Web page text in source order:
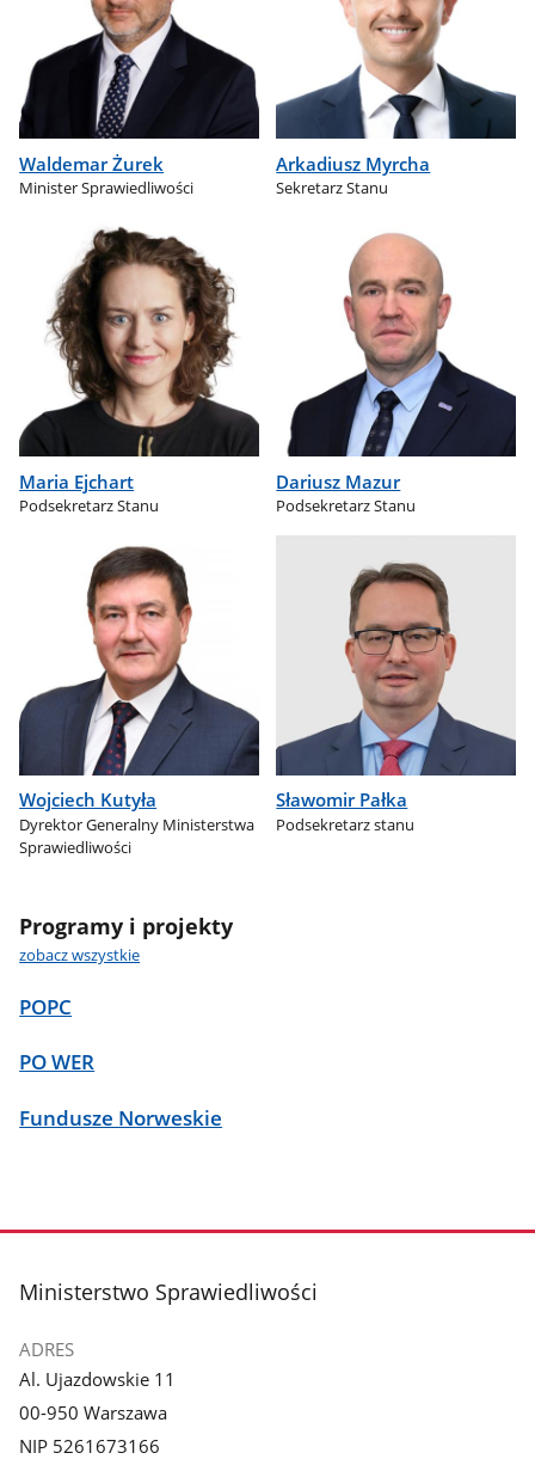
Waldemar Żurek
Minister Sprawiedliwości
Arkadiusz Myrcha
Sekretarz Stanu
Maria Ejchart
Podsekretarz Stanu
Dariusz Mazur
Podsekretarz Stanu
Wojciech Kutyła
Dyrektor Generalny Ministerstwa
Sprawiedliwości
Sławomir Pałka
Podsekretarz stanu
Programy i projekty
zobacz wszystkie
POPC
PO WER
Fundusze Norweskie
stopka
Ministerstwo Sprawiedliwości
ADRES
Al. Ujazdowskie 11
00-950 Warszawa
NIP 5261673166